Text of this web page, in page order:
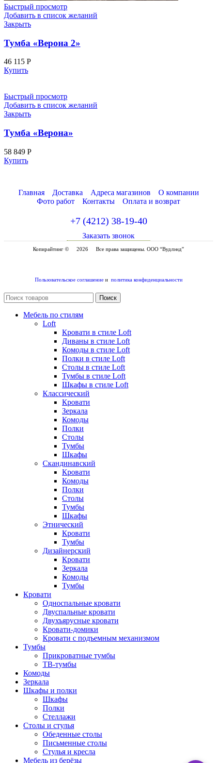
Быстрый просмотр
Добавить в список желаний
Закрыть
Тумба «Верона 2»
46 115 Р
Купить
Быстрый просмотр
Добавить в список желаний
Закрыть
Тумба «Верона»
58 849 Р
Купить
Главная Доставка Адреса магазинов
О компании
Фото работ
Контакты Оплата и возврат
+7 (4212) 38-19-40
Заказать звонок
Копирайтинг © 2026 Все права защищены. ООО “Вудлэнд”
Пользовательское соглашениеи политика конфиденциальности
Поиск
Мебель по стилям
Loft
Кровати в стиле Loft
Диваны в стиле Loft
Комоды в стиле Loft
Полки в стиле Loft
Столы в стиле Loft
Тумбы в стиле Loft
Шкафы в стиле Loft
Классический
Кровати
Зеркала
Комоды
Полки
Столы
Тумбы
Шкафы
Скандинавский
Кровати
Комоды
Полки
Столы
Тумбы
Шкафы
Этнический
Кровати
Тумбы
Дизайнерский
Кровати
Зеркала
Комоды
Тумбы
Кровати
Односпальные кровати
Двуспальные кровати
Двухъярусные кровати
Кровати-домики
Кровати с подъемным механизмом
Тумбы
Прикроватные тумбы
ТВ-тумбы
Комоды
Зеркала
Шкафы и полки
Шкафы
Полки
Стеллажи
Столы и стулья
Обеденные столы
Письменные столы
Стулья и кресла
Мебель из берёзы